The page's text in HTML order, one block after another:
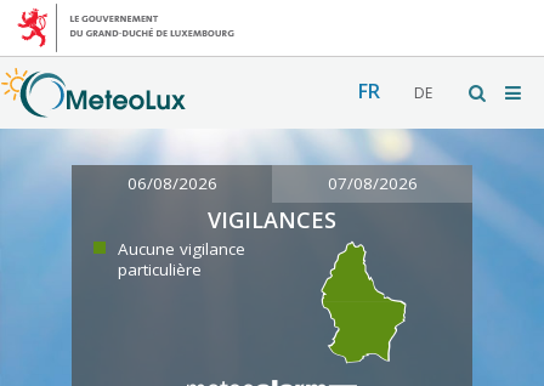
FR DE
06/08/2026 07/08/2026
VIGILANCES
Aucune vigilance
particulière